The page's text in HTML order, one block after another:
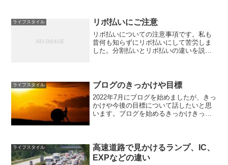
ルフを始めたきっかけは会社の上司から
誘われ...
ライフスタイル リボ払いにご注意
リボ払いについての注意事項です。私も
昔何も知らずにリボ払いにして苦労しま
した。分割払いとリボ払いの違いを説明
払いとはリボルビング払い...
ライフスタイル ブログのきっかけや目標
2022年7月にブログを始めましたが、きっ
かけや今後の目標について話したいと思
います。ブログを始めるきっかけきっか
でブログ...
ライフスタイル
高速道路で見かけるランプ、IC、
EXPなどの違い